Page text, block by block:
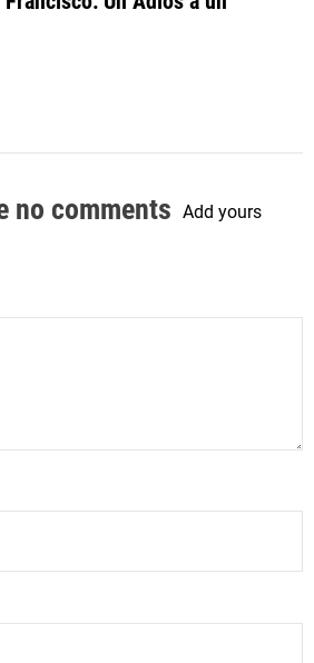
no comments Add yours